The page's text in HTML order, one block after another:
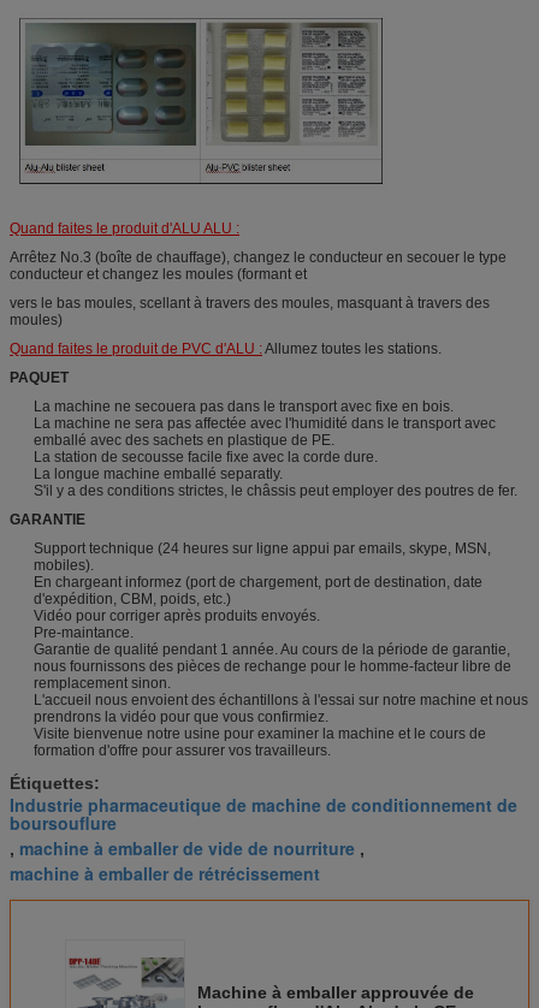
Quand faites le produit d'ALU ALU :
Arrêtez No.3 (boîte de chauffage), changez le conducteur en secouer le type
conducteur et changez les moules (formant et
vers le bas moules, scellant à travers des moules, masquant à travers des
moules)
Quand faites le produit de PVC d'ALU :Allumez toutes les stations.
PAQUET
La machine ne secouera pas dans le transport avec fixe en bois.
La machine ne sera pas affectée avec l'humidité dans le transport avec
emballé avec des sachets en plastique de PE.
La station de secousse facile fixe avec la corde dure.
La longue machine emballé separatly.
S'il y a des conditions strictes, le châssis peut employer des poutres de fer.
GARANTIE
Support technique (24 heures sur ligne appui par emails, skype, MSN,
mobiles).
En chargeant informez (port de chargement, port de destination, date
d'expédition, CBM, poids, etc.)
Vidéo pour corriger après produits envoyés.
Pre-maintance.
Garantie de qualité pendant 1 année. Au cours de la période de garantie,
nous fournissons des pièces de rechange pour le homme-facteur libre de
remplacement sinon.
L'accueil nous envoient des échantillons à l'essai sur notre machine et nous
prendrons la vidéo pour que vous confirmiez.
Visite bienvenue notre usine pour examiner la machine et le cours de
formation d'offre pour assurer vos travailleurs.
Étiquettes:
Industrie pharmaceutique de machine de conditionnement de
boursouflure
, machine à emballer de vide de nourriture ,
machine à emballer de rétrécissement
Machine à emballer approuvée de